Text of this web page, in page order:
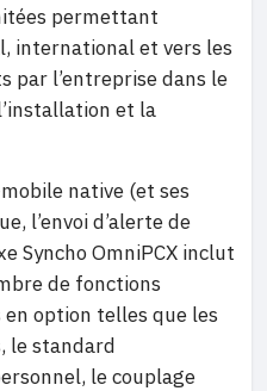
permettant
international et vers les
par l’entreprise dans le
et la
native (et ses
l’envoi d’alerte de
Syncho OmniPCX inclut
de fonctions
option telles que les
le standard
le couplage